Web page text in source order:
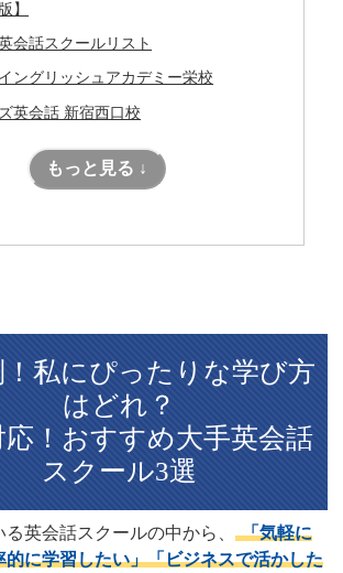
】
会話スクールリスト
ングリッシュアカデミー栄校
英会話 新宿西口校
もっと見る ↓
！私にぴったりな学び方
はどれ？
応！おすすめ大手英会話
スクール3選
る英会話スクールの中から、 「気軽に
的に学習したい」「ビジネスで活かした